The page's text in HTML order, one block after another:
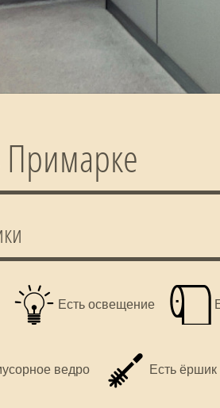
Примарке
Есть освещение
ведро Есть ёршик